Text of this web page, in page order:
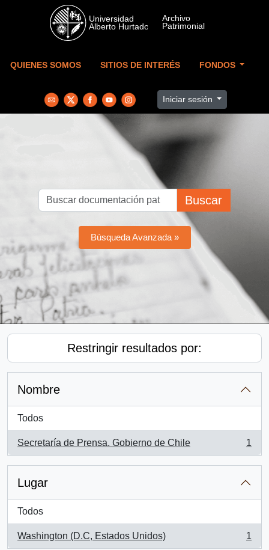
Skip to main content
QUIENES SOMOS SITIOS DE INTERÉS FONDOS
Iniciar sesión
Buscar
Búsqueda Avanzada »
Restringir resultados por:
Nombre
Todos
Secretaría de Prensa. Gobierno de Chile
, 1 resultados
1
Lugar
Todos
Washington (D.C, Estados Unidos)
, 1 resultados
1